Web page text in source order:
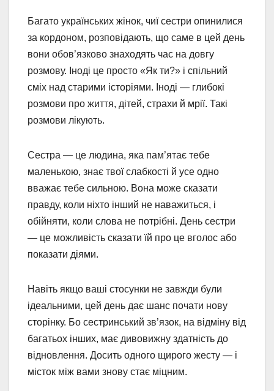
Багато українських жінок, чиї сестри опинилися
за кордоном, розповідають, що саме в цей день
вони обов’язково знаходять час на довгу
розмову. Іноді це просто «Як ти?» і спільний
сміх над старими історіями. Іноді — глибокі
розмови про життя, дітей, страхи й мрії. Такі
розмови лікують.
Сестра — це людина, яка пам’ятає тебе
маленькою, знає твої слабкості й усе одно
вважає тебе сильною. Вона може сказати
правду, коли ніхто інший не наважиться, і
обійняти, коли слова не потрібні. День сестри
— це можливість сказати їй про це вголос або
показати діями.
Навіть якщо ваші стосунки не завжди були
ідеальними, цей день дає шанс почати нову
сторінку. Бо сестринський зв’язок, на відміну від
багатьох інших, має дивовижну здатність до
відновлення. Досить одного щирого жесту — і
місток між вами знову стає міцним.